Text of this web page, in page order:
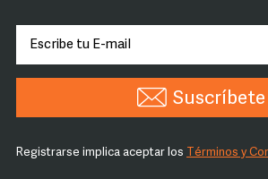
Suscríbete
Registrarse implica aceptar los Términos y